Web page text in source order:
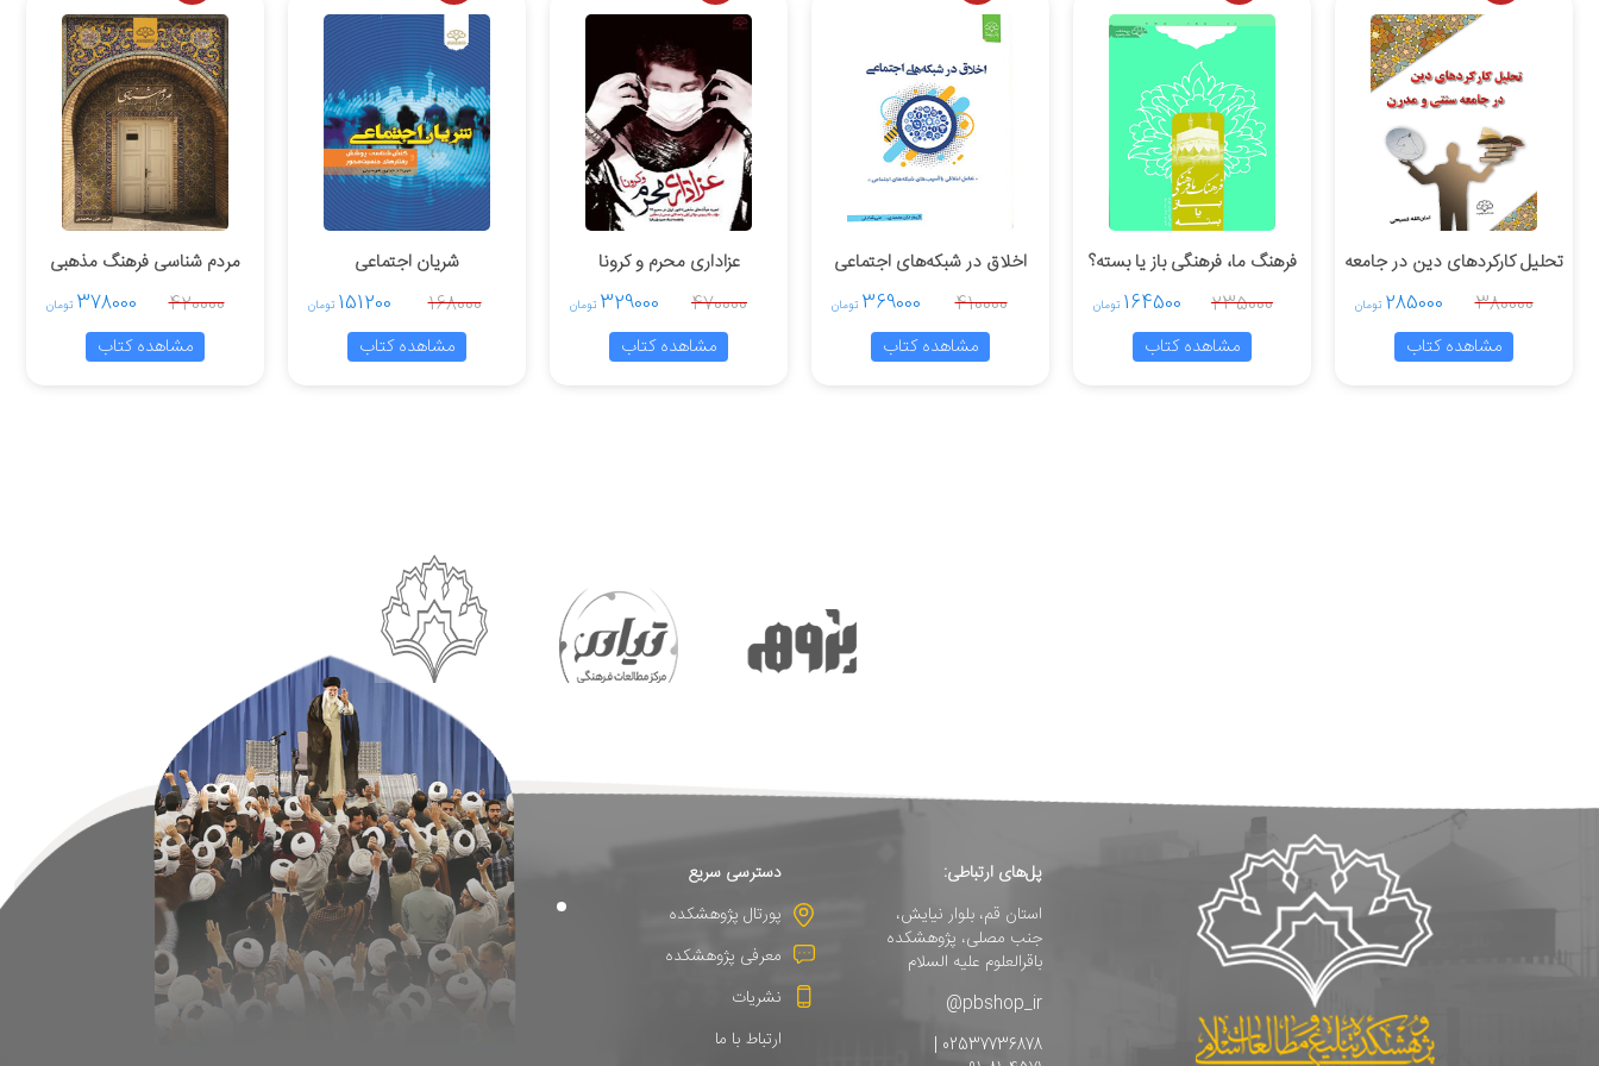
تحلیل کارکردهای دین در جامعه
سنتی و مدرن
285000 تومان 380000
مشاهده کتاب
فرهنگ ما، فرهنگی باز یا بسته؟
164500 تومان 235000
مشاهده کتاب
اخلاق در شبکه‌های اجتماعی
369000 تومان 410000
مشاهده کتاب
عزاداری محرم و کرونا
329000 تومان 470000
مشاهده کتاب
شریان اجتماعی
151200 تومان 168000
مشاهده کتاب
مردم شناسی فرهنگ مذهبی
378000 تومان 420000
مشاهده کتاب
پل‌های ارتباطی:
استان قم، بلوار نیایش،
جنب مصلی، پژوهشکده
باقرالعلوم علیه السلام
pbshop_ir@
02537736878 |
دسترسی سریع
پورتال پژوهشکده
معرفی پژوهشکده
نشریات
ارتباط با ما